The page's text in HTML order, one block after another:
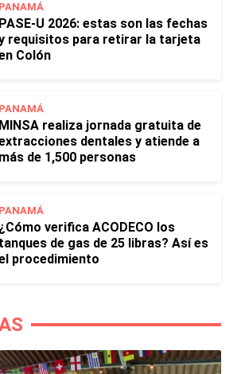
PANAMÁ
PASE-U 2026: estas son las fechas
requisitos para retirar la tarjeta
Colón
PANAMÁ
MINSA realiza jornada gratuita de
dentales y atiende a
más de 1,500 personas
PANAMÁ
¿Cómo verifica ACODECO los
tanques de gas de 25 libras? Así es
procedimiento